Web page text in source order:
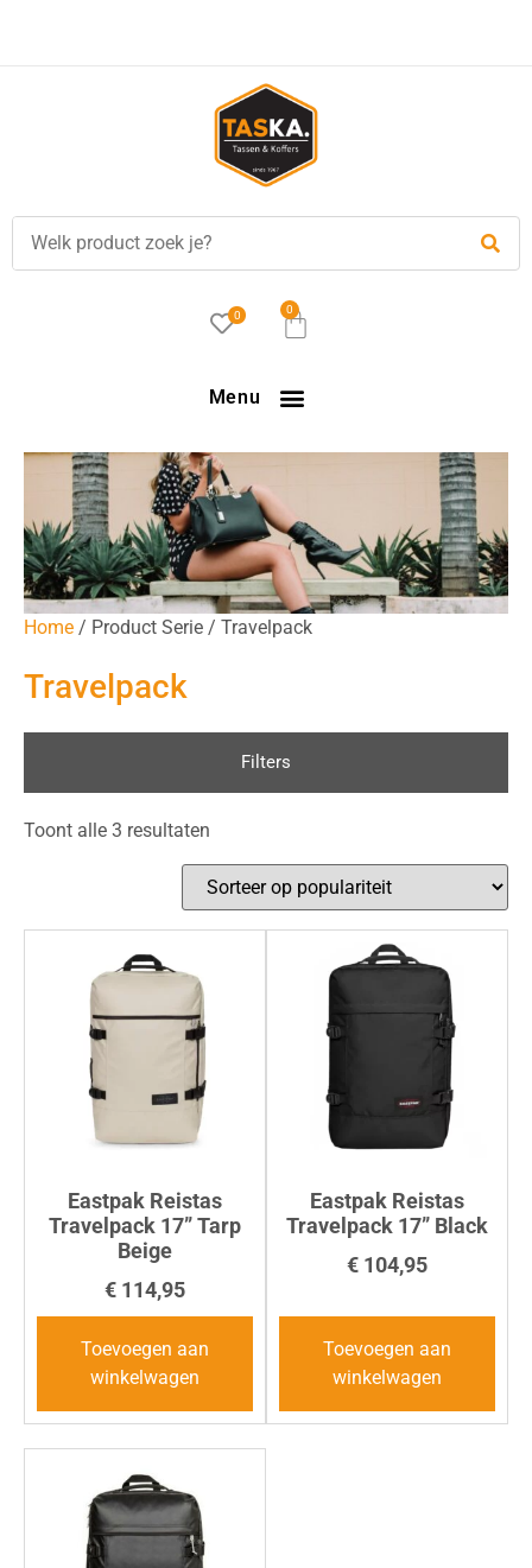
besteld, is vandaag verzonden!
0 0
Menu
Home / Product Serie / Travelpack
Travelpack
Filters
Toont alle 3 resultaten
Eastpak Reistas
Travelpack 17” Tarp
Beige
€ 114,95
Toevoegen aan
winkelwagen
Eastpak Reistas
Travelpack 17” Black
€ 104,95
Toevoegen aan
winkelwagen